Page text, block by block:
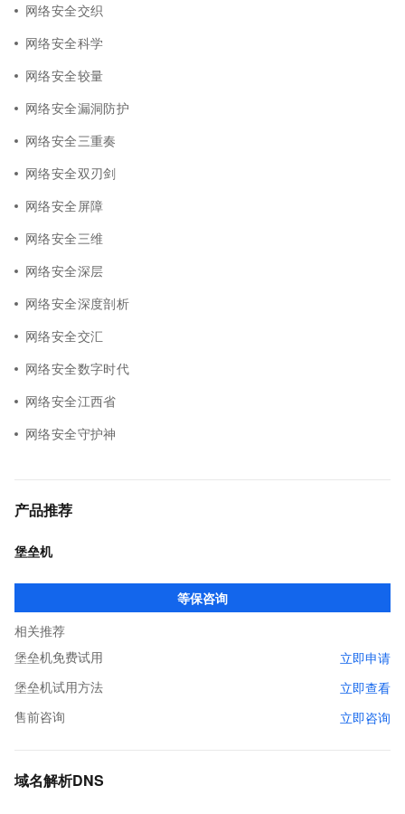
网络安全交织
网络安全科学
网络安全较量
网络安全漏洞防护
网络安全三重奏
网络安全双刃剑
网络安全屏障
网络安全三维
网络安全深层
网络安全深度剖析
网络安全交汇
网络安全数字时代
网络安全江西省
网络安全守护神
产品推荐
堡垒机
等保咨询
相关推荐
堡垒机免费试用
立即申请
堡垒机试用方法
立即查看
售前咨询
立即咨询
域名解析DNS